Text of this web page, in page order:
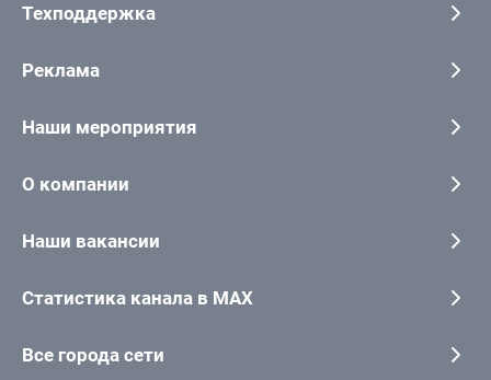
Техподдержка
Реклама
Наши мероприятия
О компании
Наши вакансии
Статистика канала в MAX
Все города сети